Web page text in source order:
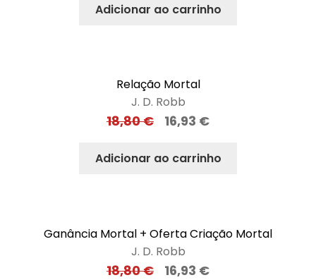
Adicionar ao carrinho
Relação Mortal
J. D. Robb
18,80€ 16,93 €
Adicionar ao carrinho
Ganância Mortal + Oferta Criação Mortal
J. D. Robb
18,80€ 16,93 €